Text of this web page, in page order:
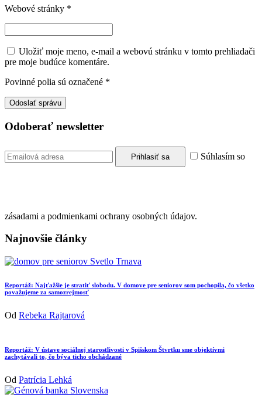
Webové stránky *
Uložiť moje meno, e-mail a webovú stránku v tomto prehliadači
pre moje budúce komentáre.
Povinné polia sú označené *
Odoberať newsletter
Súhlasím so
zásadami a podmienkami ochrany osobných údajov.
Najnovšie články
Reportáž: Najťažšie je stratiť slobodu. V domove pre seniorov som pochopila, čo všetko
považujeme za samozrejmosť
Od Rebeka Rajtarová
Reportáž: V ústave sociálnej starostlivosti v Spišskom Štvrtku sme objektívmi
zachytávali to, čo býva ticho obchádzané
Od Patrícia Lehká